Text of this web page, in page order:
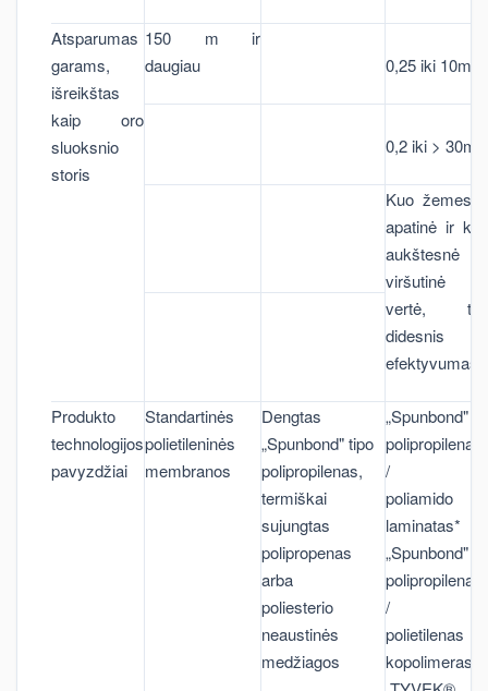
Atsparumas
garams,
išreikštas
kaip oro
sluoksnio
storis
150 m ir
daugiau
0,25 iki 10m
0,2 iki > 30m
Kuo žemesnė
apatinė ir kuo
aukštesnė
viršutinė
vertė, tuo
didesnis
efektyvumas
Produkto
technologijos
pavyzdžiai
Standartinės
polietileninės
membranos
Dengtas
„Spunbond" tipo
polipropilenas,
termiškai
sujungtas
polipropenas
arba
poliesterio
neaustinės
medžiagos
„Spunbond"
polipropilenas
/
poliamido
laminatas*
„Spunbond"
polipropilenas
/
polietilenas
kopolimeras**